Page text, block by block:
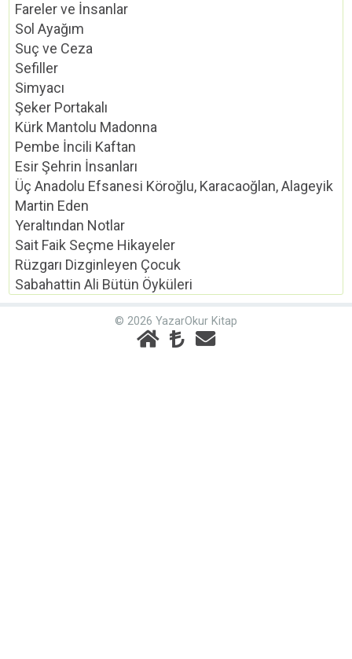
Fareler ve İnsanlar
Sol Ayağım
Suç ve Ceza
Sefiller
Simyacı
Şeker Portakalı
Kürk Mantolu Madonna
Pembe İncili Kaftan
Esir Şehrin İnsanları
Üç Anadolu Efsanesi Köroğlu, Karacaoğlan, Alageyik
Martin Eden
Yeraltından Notlar
Sait Faik Seçme Hikayeler
Rüzgarı Dizginleyen Çocuk
Sabahattin Ali Bütün Öyküleri
© 2026 YazarOkur Kitap